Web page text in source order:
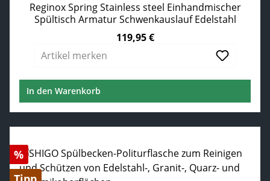
Reginox Spring Stainless steel Einhandmischer
Spültisch Armatur Schwenkauslauf Edelstahl
119,95 €
Artikel merken
In den Warenkorb
Rabatt
%